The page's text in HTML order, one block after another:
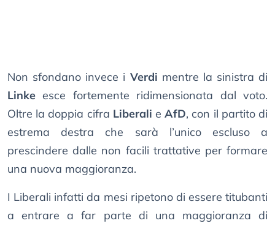
Non sfondano invece i Verdi mentre la sinistra di
Linke esce fortemente ridimensionata dal voto.
Oltre la doppia cifra Liberali eAfD, con il partito di
estrema destra che sarà l’unico escluso a
prescindere dalle non facili trattative per formare
una nuova maggioranza.
I Liberali infatti da mesi ripetono di essere titubanti
a entrare a far parte di una maggioranza di